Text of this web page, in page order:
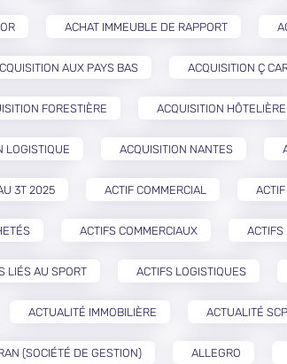
ACHAT IMMEUBLE DE RAPPORT
AUX PAYS BAS ACQUISITION Ç
FORESTIÈRE ACQUISITION HÔTELIÈRE
LOGISTIQUE ACQUISITION NANTES
3T 2025 ACTIF COMMERCIAL
ACTIFS COMMERCIAUX ACTIFS
LIÉS AU SPORT ACTIFS LOGISTIQUES
ACTUALITÉ IMMOBILIÈRE ACTUALITÉ
(SOCIÉTÉ DE GESTION) ALLEGRO